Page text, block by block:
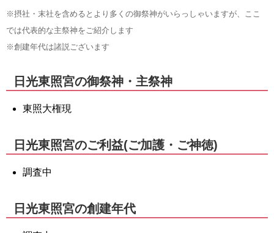
※摂社・末社を含めるとより多くの御祭神がいらっしゃいますが、ここ
では代表的な主祭神をご紹介します
※創建年代は諸説ございます
日光東照宮の御祭神・主祭神
東照大権現
日光東照宮のご利益(ご加護・ご神徳)
調査中
日光東照宮の創建年代